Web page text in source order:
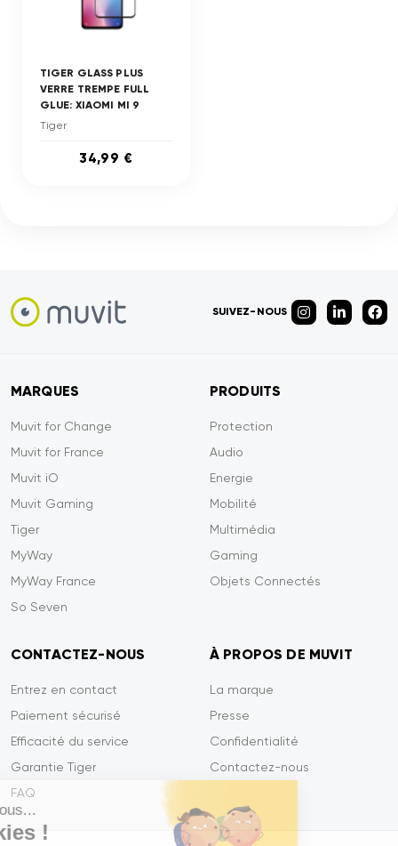
Salut c'est nous...
les Cookies !
TIGER GLASS PLUS
VERRE TREMPE FULL
GLUE: XIAOMI MI 9
Tiger
34,99 €
SUIVEZ-NOUS
MARQUES
Muvit for Change
Muvit for France
Muvit iO
Muvit Gaming
Tiger
MyWay
MyWay France
So Seven
PRODUITS
Protection
Audio
Energie
Mobilité
Multimédia
Gaming
Objets Connectés
CONTACTEZ-NOUS
Entrez en contact
Paiement sécurisé
Efficacité du service
Garantie Tiger
FAQ
À PROPOS DE MUVIT
La marque
Presse
Confidentialité
Contactez-nous